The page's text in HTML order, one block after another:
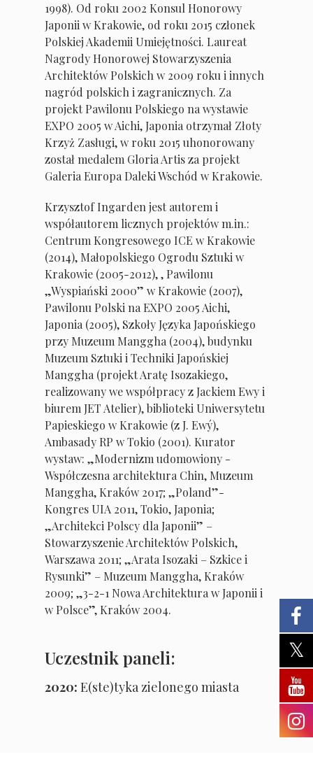
1998). Od roku 2002 Konsul Honorowy
Japonii w Krakowie, od roku 2015 członek
Polskiej Akademii Umiejętności. Laureat
Nagrody Honorowej Stowarzyszenia
Architektów Polskich w 2009 roku i innych
nagród polskich i zagranicznych. Za
projekt Pawilonu Polskiego na wystawie
EXPO 2005 w Aichi, Japonia otrzymał Złoty
Krzyż Zasługi, w roku 2015 uhonorowany
został medalem Gloria Artis za projekt
Galeria Europa Daleki Wschód w Krakowie.
Krzysztof Ingarden jest autorem i
współautorem licznych projektów m.in.:
Centrum Kongresowego ICE w Krakowie
(2014), Małopolskiego Ogrodu Sztuki w
Krakowie (2005-2012), , Pawilonu
„Wyspiański 2000” w Krakowie (2007),
Pawilonu Polski na EXPO 2005 Aichi,
Japonia (2005), Szkoły Języka Japońskiego
przy Muzeum Manggha (2004), budynku
Muzeum Sztuki i Techniki Japońskiej
Manggha (projekt Aratę Isozakiego,
realizowany we współpracy z Jackiem Ewy i
biurem JET Atelier), biblioteki Uniwersytetu
Papieskiego w Krakowie (z J. Ewý),
Ambasady RP w Tokio (2001). Kurator
wystaw: „Modernizm udomowiony -
Współczesna architektura Chin, Muzeum
Manggha, Kraków 2017; „Poland”-
Kongres UIA 2011, Tokio, Japonia;
„Architekci Polscy dla Japonii” –
Stowarzyszenie Architektów Polskich,
Warszawa 2011; „Arata Isozaki – Szkice i
Rysunki” – Muzeum Manggha, Kraków
2009; „3-2-1 Nowa Architektura w Japonii i
w Polsce”, Kraków 2004.
Uczestnik paneli:
2020: E(ste)tyka zielonego miasta